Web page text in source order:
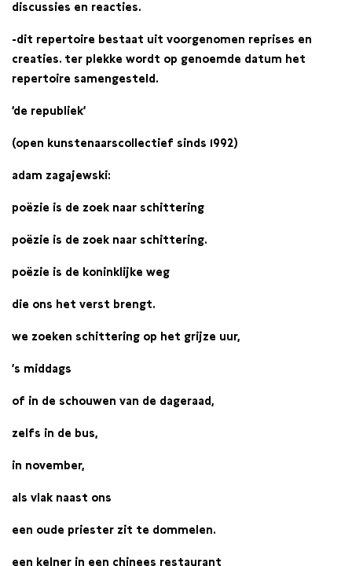
discussies en reacties.
-dit repertoire bestaat uit voorgenomen reprises en
creaties. ter plekke wordt op genoemde datum het
repertoire samengesteld.
‘de republiek’
(open kunstenaarscollectief sinds 1992)
adam zagajewski:
poëzie is de zoek naar schittering
poëzie is de zoek naar schittering.
poëzie is de koninklijke weg
die ons het verst brengt.
we zoeken schittering op het grijze uur,
’s middags
of in de schouwen van de dageraad,
zelfs in de bus,
in november,
als vlak naast ons
een oude priester zit te dommelen.
een kelner in een chinees restaurant